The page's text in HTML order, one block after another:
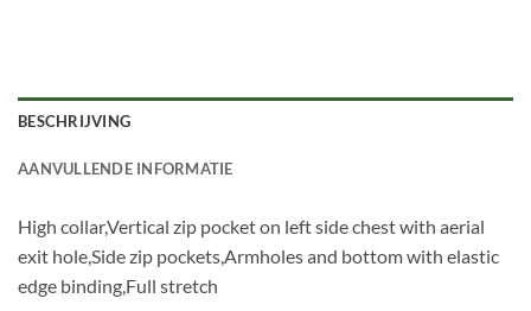
BESCHRIJVING
AANVULLENDE INFORMATIE
High collar,Vertical zip pocket on left side chest with aerial
exit hole,Side zip pockets,Armholes and bottom with elastic
edge binding,Full stretch